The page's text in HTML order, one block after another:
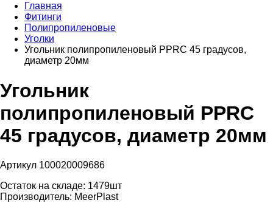
Главная
Фитинги
Полипропиленовые
Уголки
Угольник полипропиленовый PPRC 45 градусов,
диаметр 20мм
Угольник
полипропиленовый PPRC
45 градусов, диаметр 20мм
Артикул 100020009686
Остаток на складе: 1479шт
Производитель: MeerPlast